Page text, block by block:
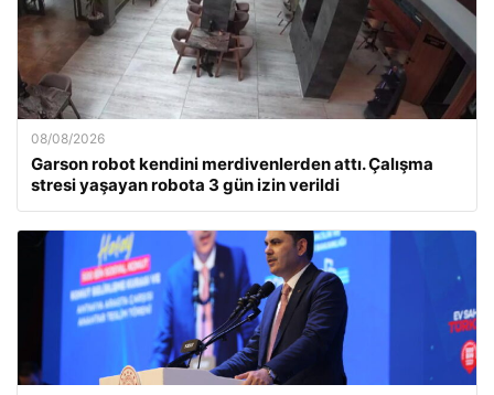
08/08/2026
Garson robot kendini merdivenlerden attı. Çalışma
stresi yaşayan robota 3 gün izin verildi